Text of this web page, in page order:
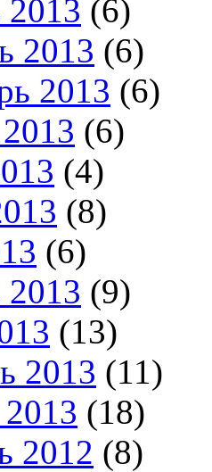
(6)
2013 (6)
2013 (6)
(6)
(4)
(8)
(6)
(9)
(13)
2013 (11)
(18)
2012 (8)